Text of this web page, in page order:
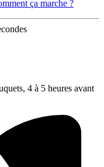
ça marche ?
4 à 5 heures avant